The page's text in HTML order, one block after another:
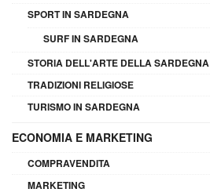
SPORT IN SARDEGNA
SURF IN SARDEGNA
STORIA DELL'ARTE DELLA SARDEGNA
TRADIZIONI RELIGIOSE
TURISMO IN SARDEGNA
ECONOMIA E MARKETING
COMPRAVENDITA
MARKETING